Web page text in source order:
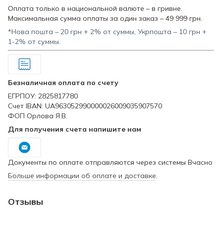
Оплата только в национальной валюте – в гривне.
Максимальная сумма оплаты за один заказ – 49 999 грн.
*Нова пошта – 20 грн + 2% от суммы, Укрпошта – 10 грн +
1-2% от суммы.
Безналичная оплата по счету
ЕГРПОУ: 2825817780
Счет IBAN: UA963052990000026009035907570
ФОП Орлова Я.В.
Для получения счета напишите нам
Документы по оплате отправляются через системы Вчасно
Больше информации об оплате и доставке.
Отзывы